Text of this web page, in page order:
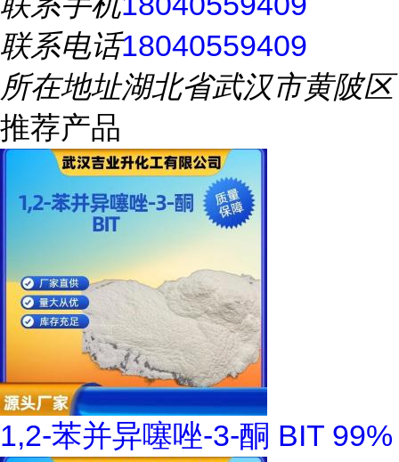
联系电话18040559409
所在地址湖北省武汉市黄陂区
推荐产品
1,2-苯并异噻唑-3-酮 BIT 99%